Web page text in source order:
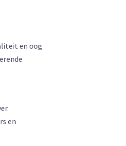
en oog
en